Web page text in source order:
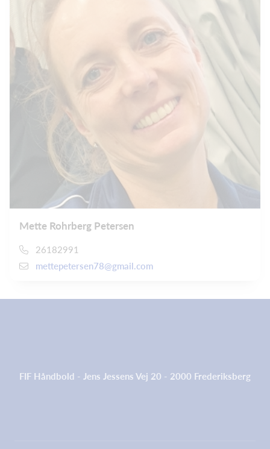
Mette Rohrberg Petersen
26182991
mettepetersen78@gmail.com
FIF Håndbold - Jens Jessens Vej 20 - 2000 Frederiksberg